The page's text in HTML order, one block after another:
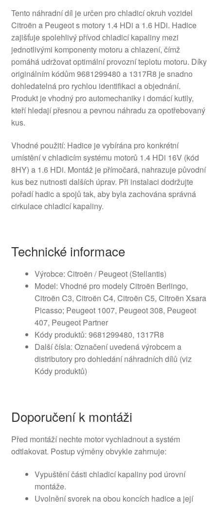
Tento náhradní díl je určen pro chladicí okruh vozidel
Citroën a Peugeot s motory 1.4 HDi a 1.6 HDi. Hadice
zajišťuje spolehlivý přívod chladicí kapaliny mezi
jednotlivými komponenty motoru a chlazení, čímž
pomáhá udržovat optimální provozní teplotu motoru. Díky
originálním kódům 9681299480 a 1317R8 je snadno
dohledatelná pro rychlou identifikaci a objednání.
Produkt je vhodný pro automechaniky i domácí kutily,
kteří hledají přesnou a pevnou náhradu za opotřebovaný
kus.
Vhodné použití: Hadice je vybírána pro konkrétní
umístění v chladicím systému motorů 1.4 HDi 16V (kód
8HY) a 1.6 HDi. Montáž je přímočará, nahrazuje původní
kus bez nutnosti dalších úprav. Při instalaci dodržujte
pořadí hadic a spojů tak, aby byla zachována správná
cirkulace chladicí kapaliny.
Technické informace
Výrobce: Citroën / Peugeot (Stellantis)
Model: Vhodné pro modely Citroën Berlingo,
Citroën C3, Citroën C4, Citroën C5, Citroën Xsara
Picasso; Peugeot 1007, Peugeot 308, Peugeot
407, Peugeot Partner
Kódy produktů: 9681299480, 1317R8
Další čísla: Označení uvedená výrobcem a
distributory pro dohledání náhradních dílů (viz
Kódy produktů)
Doporučení k montáži
Před montáží nechte motor vychladnout a systém
odtlakovat. Postup výměny obvykle zahrnuje:
Vypuštění části chladicí kapaliny pod úrovní
montáže.
Uvolnění svorek na obou koncích hadice a její